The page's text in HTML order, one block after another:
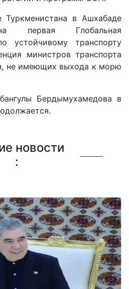
Туркменистана в Ашхабаде
первая Глобальная
устойчивому транспорту
министров транспорта
не имеющих выхода к морю
Бердымухамедова в
новости
: